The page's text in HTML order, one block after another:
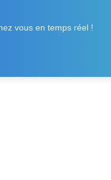
vous en temps réel !